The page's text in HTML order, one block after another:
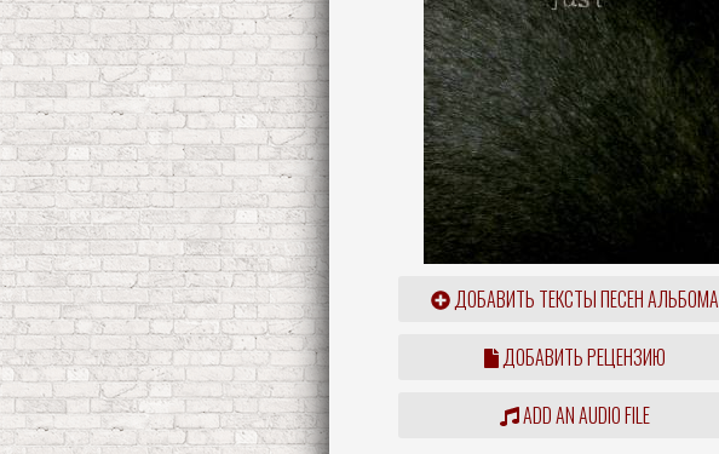
ДОБАВИТЬ ТЕКСТЫ ПЕСЕН АЛЬБОМА
ДОБАВИТЬ РЕЦЕНЗИЮ
ADD AN AUDIO FILE